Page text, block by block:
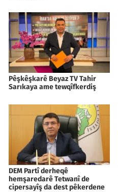
Pêşkêşkarê Beyaz TV Tahir
Sarıkaya ame tewqîfkerdiş
DEM Partî derheqê
hemşaredarê Tetwanî de
cipersayîş da dest pêkerdene